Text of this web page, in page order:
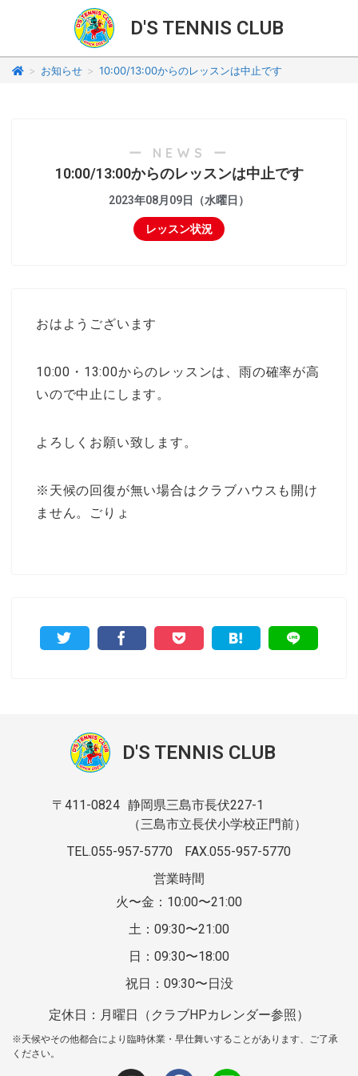
D'S TENNIS CLUB
> お知らせ > 10:00/13:00からのレッスンは中止です
ー NEWS ー
10:00/13:00からのレッスンは中止です
2023年08月09日（水曜日）
レッスン状況
おはようございます
10:00・13:00からのレッスンは、雨の確率が高
いので中止にします。
よろしくお願い致します。
※天候の回復が無い場合はクラブハウスも開け
ません。ごりょ
D'S TENNIS CLUB
〒411-0824 静岡県三島市長伏227-1
（三島市立長伏小学校正門前）
TEL.055-957-5770
FAX.055-957-5770
営業時間
火〜金：10:00〜21:00
土：09:30〜21:00
日：09:30〜18:00
祝日：09:30〜日没
定休日：月曜日（クラブHPカレンダー参照）
※天候やその他都合により臨時休業・早仕舞いすることがあります、ご了承
ください。